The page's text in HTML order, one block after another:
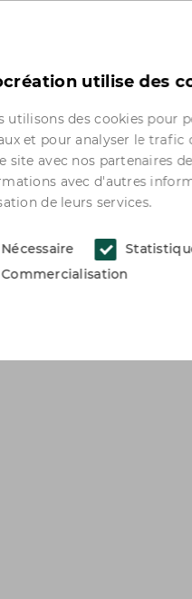
utilise des
utilisons des cookies pour
et pour analyser le
site avec nos partenaires
avec d'autres
de leurs services.
Nécessaire
Commercialisation
les
articles
représente que 15
est déjà
par jour et
besoin est un flux
d'air.